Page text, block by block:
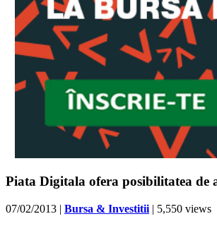
Piata Digitala ofera posibilitatea de
07/02/2013 | Bursa & Investitii | 5,550 views